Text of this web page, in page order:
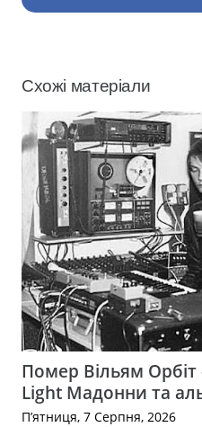
Схожі матеріали
Помер Вільям
Light Мадонни та
П’ятниця, 7 Серпня, 2026